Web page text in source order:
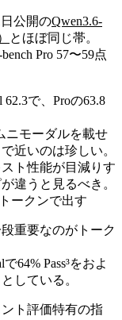
日公開のQwen3.6-
とほぼ同じ帯。
Pro 57〜59点
で、Proの63.8
ニモーダルを載せ
近いのは珍しい。
ト性能が目減りす
違うと見るべき。
ークンで出す
重要なのがトーク
64% Pass³をおよ
している。
ト評価特有の指